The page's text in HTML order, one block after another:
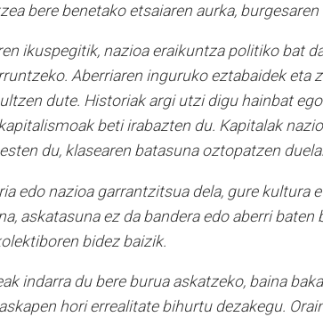
bere benetako etsaiaren aurka,
ikuspegitik, nazioa eraikuntza politiko bat
Aberriaren inguruko eztabaidek eta
dute. Historiak argi utzi digu hainbat
beti irabazten du. Kapitalak
du, klasearen batasuna oztopatzen
edo nazioa garrantzitsua dela, gure kultura
askatasuna ez da bandera edo aberri
bidez baizik.
indarra du bere burua askatzeko, baina
hori errealitate bihurtu dezakegu.